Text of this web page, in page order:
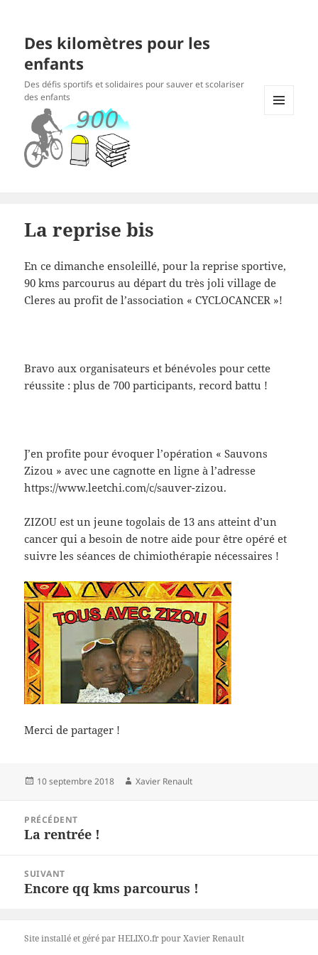
Des kilomètres pour les
enfants
Des défis sportifs et solidaires pour sauver et scolariser
des enfants
La reprise bis
En ce dimanche ensoleillé, pour la reprise sportive,
90 kms parcourus au départ du très joli village de
Cleres au profit de l’association « CYCLOCANCER »!
Bravo aux organisateurs et bénévoles pour cette
réussite : plus de 700 participants, record battu !
J’en profite pour évoquer l’opération « Sauvons
Zizou » avec une cagnotte en ligne à l’adresse
https://www.leetchi.com/c/sauver-zizou.
ZIZOU est un jeune togolais de 13 ans atteint d’un
cancer qui a besoin de notre aide pour être opéré et
suivre les séances de chimiothérapie nécessaires !
Merci de partager !
Publié
10 septembre 2018 Auteur
Xavier Renault
l’article
PRÉCÉDENT
Article
La rentrée !
SUIVANT
Article
Encore qq kms parcourus !
Site installé et géré par HELIXO.frpour Xavier Renault